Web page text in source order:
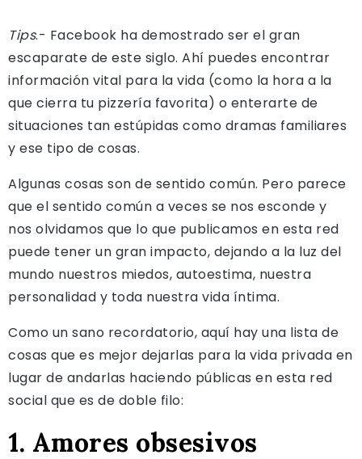
Tips.- Facebook ha demostrado ser el gran
escaparate de este siglo. Ahí puedes encontrar
información vital para la vida (como la hora a la
que cierra tu pizzería favorita) o enterarte de
situaciones tan estúpidas como dramas familiares
y ese tipo de cosas.
Algunas cosas son de sentido común. Pero parece
que el sentido común a veces se nos esconde y
nos olvidamos que lo que publicamos en esta red
puede tener un gran impacto, dejando a la luz del
mundo nuestros miedos, autoestima, nuestra
personalidad y toda nuestra vida íntima.
Como un sano recordatorio, aquí hay una lista de
cosas que es mejor dejarlas para la vida privada en
lugar de andarlas haciendo públicas en esta red
social que es de doble filo:
1. Amores obsesivos